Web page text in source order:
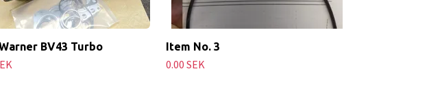
BV43 Turbo Item No. 3
0.00 SEK